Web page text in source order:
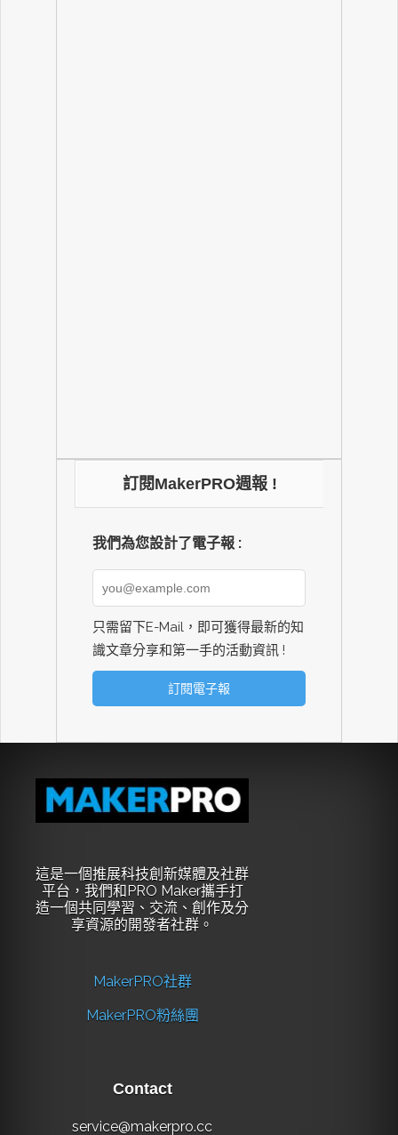
訂閱MakerPRO週報 !
我們為您設計了電子報 :
只需留下E-Mail，即可獲得最新的知
識文章分享和第一手的活動資訊 !
這是一個推展科技創新媒體及社群
平台，我們和PRO Maker攜手打
造一個共同學習、交流、創作及分
享資源的開發者社群。
MakerPRO社群
MakerPRO粉絲團
Contact
service@makerpro.cc